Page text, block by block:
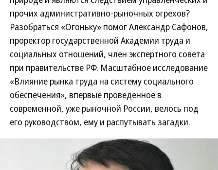
прочих административно-рыночных огрехов?
Разобраться «Огоньку» помог Александр Сафонов,
проректор государственной Академии труда и
социальных отношений, член экспертного совета
при правительстве РФ. Масштабное исследование
«Влияние рынка труда на систему социального
обеспечения», впервые проведенное в
современной, уже рыночной России, велось под
его руководством, ему и распутывать загадки.